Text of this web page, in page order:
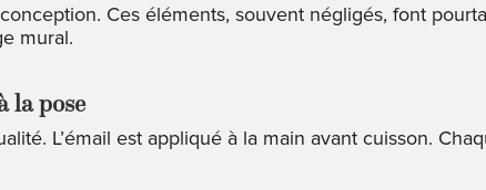
Ces éléments, souvent négligés, font
mural.
la pose
L’émail est appliqué à la main avant cuisson.